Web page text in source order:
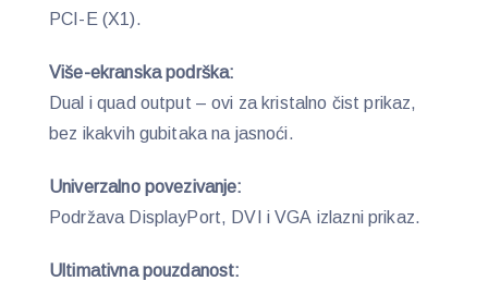
PCI-E (X1).
Više-ekranska podrška:
Dual i quad output – ovi za kristalno čist prikaz,
bez ikakvih gubitaka na jasnoći.
Univerzalno povezivanje:
Podržava DisplayPort, DVI i VGA izlazni prikaz.
Ultimativna pouzdanost: